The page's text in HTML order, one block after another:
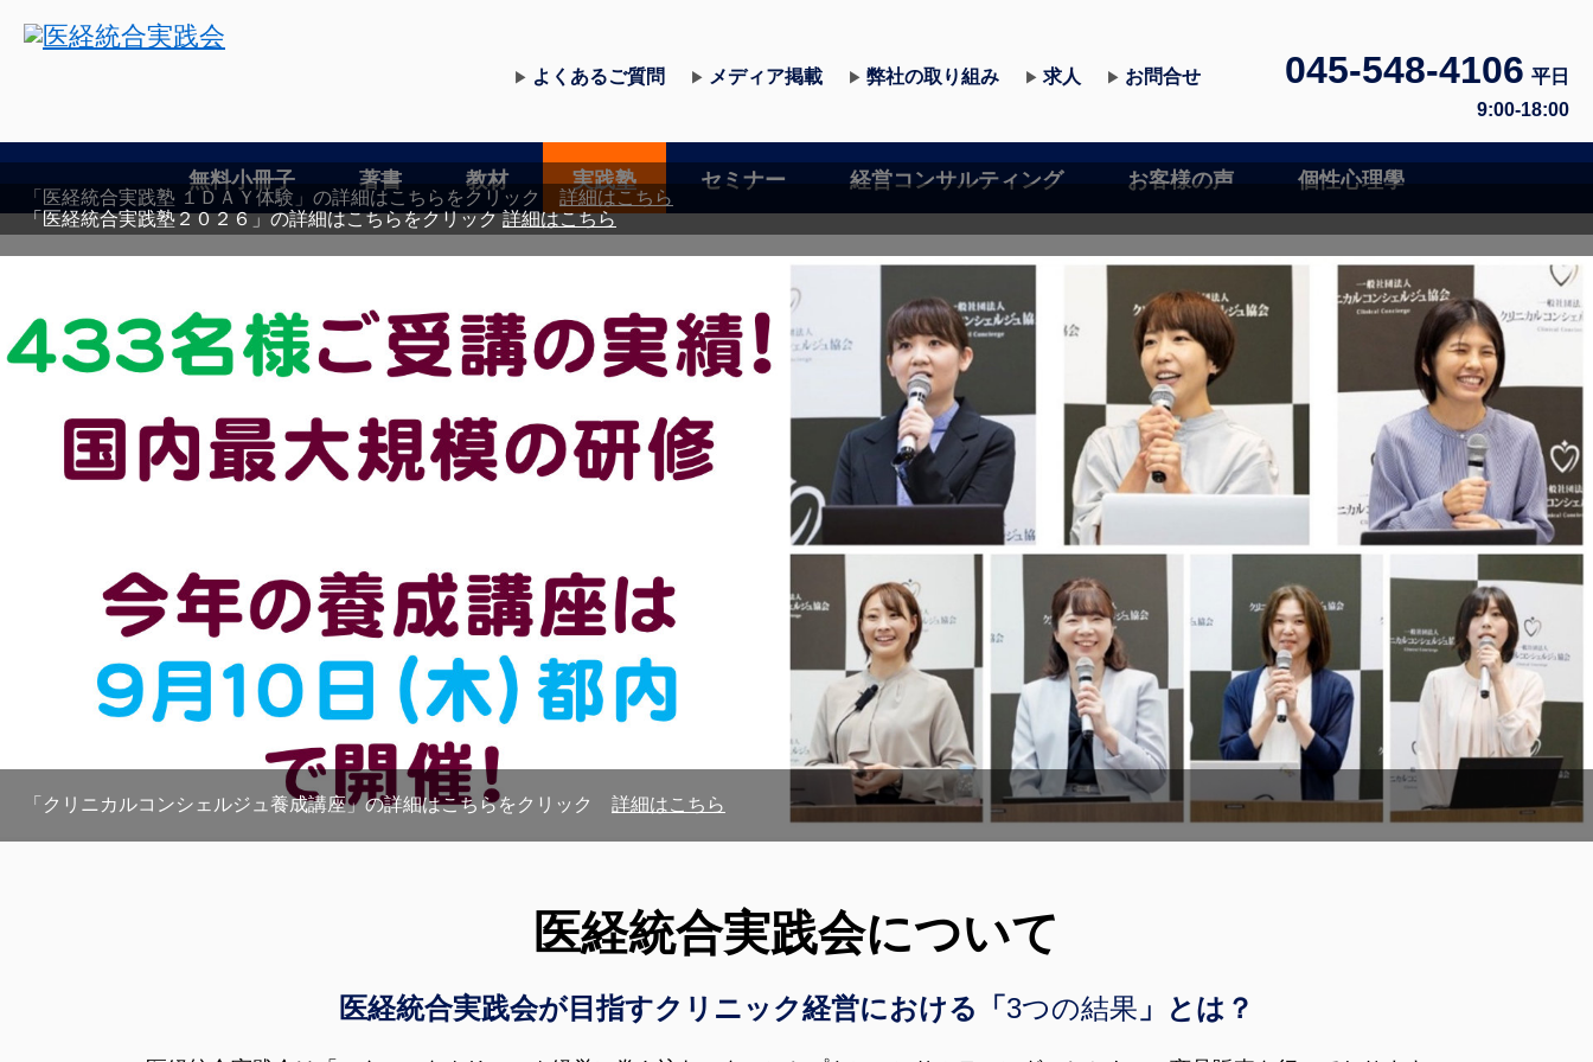
▶ よくあるご質問 ▶ メディア掲載 ▶ 弊社の取り組み ▶ 求人 ▶ お問合せ 045-548-4106 平日
9:00-18:00
無料小冊子 著書 教材 実践塾 セミナー 経営コンサルティング お客様の声 個性心理學
「医経統合実践塾 １ＤＡＹ体験」の詳細はこちらをクリック 詳細はこちら
「医経統合実践塾２０２６」の詳細はこちらをクリック詳細はこちら
「クリニカルコンシェルジュ養成講座」の詳細はこちらをクリック 詳細はこちら
医経統合実践会について
医経統合実践会が目指すクリニック経営における「 3つの結果 」とは？